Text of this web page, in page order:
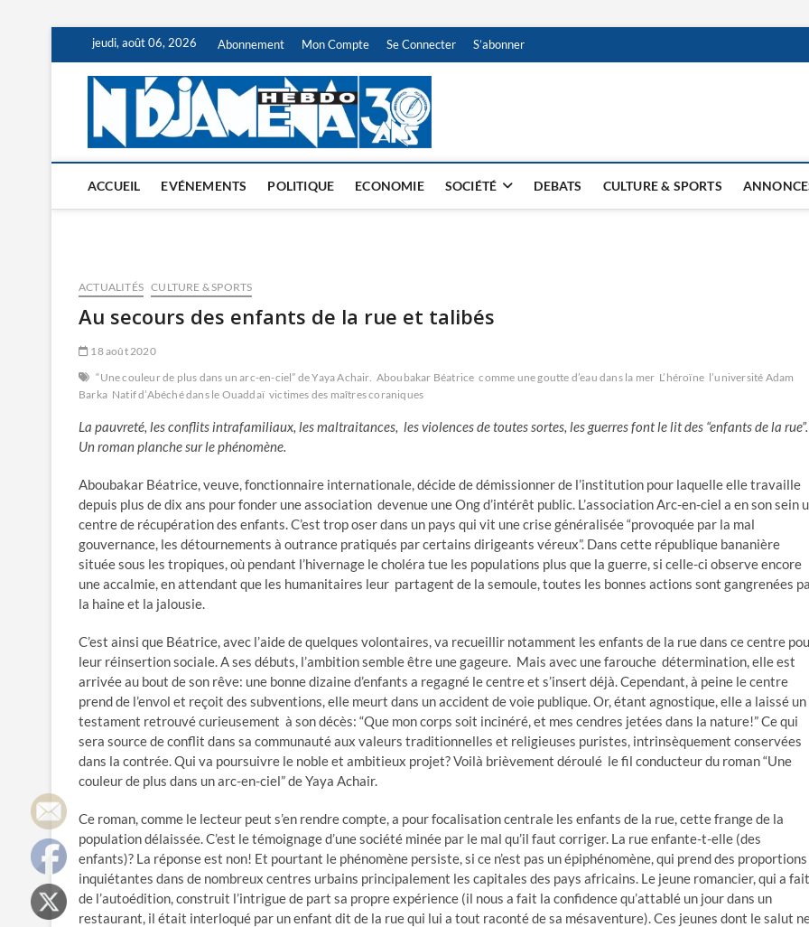
content
jeudi, août 06, 2026 Abonnement Mon Compte Se Connecter S’abonner
NDJAMENA HEBDO
ACCUEIL EVÉNEMENTS POLITIQUE ECONOMIE SOCIÉTÉ DEBATS CULTURE & SPORTS
ACTUALITÉS CULTURE & SPORTS
Au secours des enfants de la rue et talibés
18 août 2020
“Une couleur de plus dans un arc-en-ciel” de Yaya Achair. Aboubakar Béatrice comme une goutte d’eau dans la mer L’héroïne l’université Adam
Barka Natif d’Abéché dans le Ouaddaï victimes des maîtres coraniques
La pauvreté, les conflits intrafamiliaux, les maltraitances, les violences de toutes sortes, les guerres font le lit des “enfants de la rue”.
Un roman planche sur le phénomène.
Aboubakar Béatrice, veuve, fonctionnaire internationale, décide de démissionner de l’institution pour laquelle elle travaille
depuis plus de dix ans pour fonder une association devenue une Ong d’intérêt public. L’association Arc-en-ciel a en son sein
centre de récupération des enfants. C’est trop oser dans un pays qui vit une crise généralisée “provoquée par la mal
gouvernance, les détournements à outrance pratiqués par certains dirigeants véreux”. Dans cette république bananière
située sous les tropiques, où pendant l’hivernage le choléra tue les populations plus que la guerre, si celle-ci observe encore
une accalmie, en attendant que les humanitaires leur partagent de la semoule, toutes les bonnes actions sont gangrenées
la haine et la jalousie.
C’est ainsi que Béatrice, avec l’aide de quelques volontaires, va recueillir notamment les enfants de la rue dans ce centre
leur réinsertion sociale. A ses débuts, l’ambition semble être une gageure. Mais avec une farouche détermination, elle est
arrivée au bout de son rêve: une bonne dizaine d’enfants a regagné le centre et s’insert déjà. Cependant, à peine le centre
prend de l’envol et reçoit des subventions, elle meurt dans un accident de voie publique. Or, étant agnostique, elle a laissé un
testament retrouvé curieusement à son décès: “Que mon corps soit incinéré, et mes cendres jetées dans la nature!” Ce qui
sera source de conflit dans sa communauté aux valeurs traditionnelles et religieuses puristes, intrinsèquement conservées
dans la contrée. Qui va poursuivre le noble et ambitieux projet? Voilà brièvement déroulé le fil conducteur du roman “Une
couleur de plus dans un arc-en-ciel” de Yaya Achair.
Ce roman, comme le lecteur peut s’en rendre compte, a pour focalisation centrale les enfants de la rue, cette frange de la
population délaissée. C’est le témoignage d’une société minée par le mal qu’il faut corriger. La rue enfante-t-elle (des
enfants)? La réponse est non! Et pourtant le phénomène persiste, si ce n’est pas un épiphénomène, qui prend des proportions
inquiétantes dans de nombreux centres urbains principalement les capitales des pays africains. Le jeune romancier, qui a fait
de l’autoédition, construit l’intrigue de part sa propre expérience (il nous a fait la confidence qu’attablé un jour dans un
restaurant, il était interloqué par un enfant dit de la rue qui lui a tout raconté de sa mésaventure). Ces jeunes dont le salut